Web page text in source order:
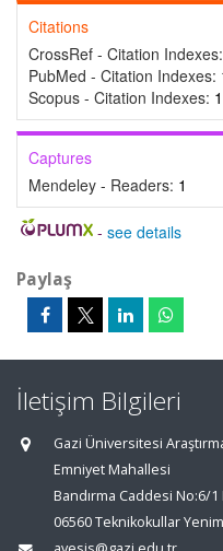
Citations
CrossRef - Citation Indexes:
PubMed - Citation Indexes:
Scopus - Citation Indexes: 1
Captures
Mendeley - Readers: 1
- see details
Paylaş
İletişim Bilgileri
Gazi Üniversitesi
Emniyet Mahallesi
Bandırma Caddesi No:6/
06560 Teknikokullar